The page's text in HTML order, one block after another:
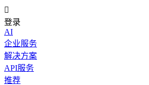

登录
AI
企业服务
解决方案
API服务
推荐